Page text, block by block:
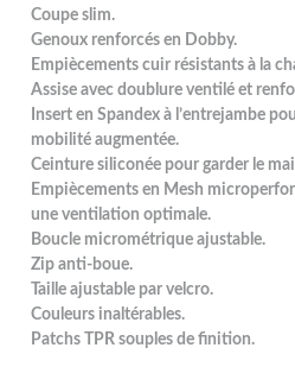
Coupe slim.
Genoux renforcés en Dobby.
Empiècements cuir résistants à la
Assise avec doublure ventilé et
Insert en Spandex à l’entrejambe
mobilité augmentée.
Ceinture siliconée pour garder le
Empiècements en Mesh
une ventilation optimale.
Boucle micrométrique ajustable.
Zip anti-boue.
Taille ajustable par velcro.
Couleurs inaltérables.
Patchs TPR souples de finition.